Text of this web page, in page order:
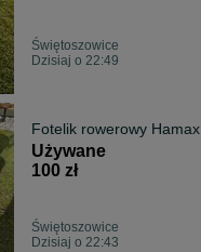
Świętoszowice
Dzisiaj o 22:49
Fotelik rowerowy Hamax
Używane
100 zł
Świętoszowice
Dzisiaj o 22:43